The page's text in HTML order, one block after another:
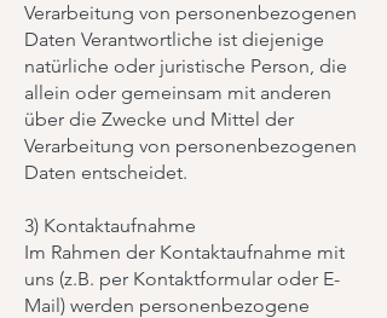
Verarbeitung von personenbezogenen
Daten Verantwortliche ist diejenige
natürliche oder juristische Person, die
allein oder gemeinsam mit anderen
über die Zwecke und Mittel der
Verarbeitung von personenbezogenen
Daten entscheidet.
3) Kontaktaufnahme
Im Rahmen der Kontaktaufnahme mit
uns (z.B. per Kontaktformular oder E-
Mail) werden personenbezogene